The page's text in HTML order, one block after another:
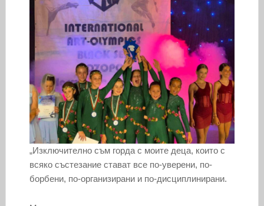
„Изключително съм горда с моите деца, които с
всяко състезание стават все по-уверени, по-
борбени, по-организирани и по-дисциплинирани.